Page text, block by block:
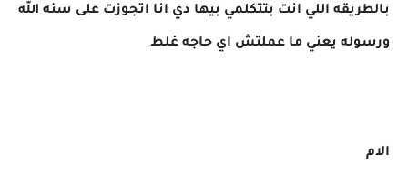
بالطريقه اللي انت بتتكلمي بيها دي انا اتجوزت على سنه الله
ورسوله يعني ما عملتش اي حاجه غلط
الام